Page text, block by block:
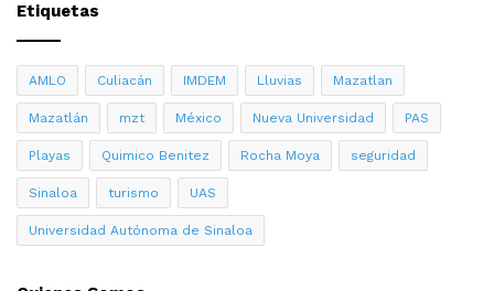
Etiquetas
AMLO Culiacán IMDEM Lluvias Mazatlan
Mazatlán mzt México Nueva Universidad PAS
Playas Quimico Benitez Rocha Moya seguridad
Sinaloa turismo UAS
Universidad Autónoma de Sinaloa